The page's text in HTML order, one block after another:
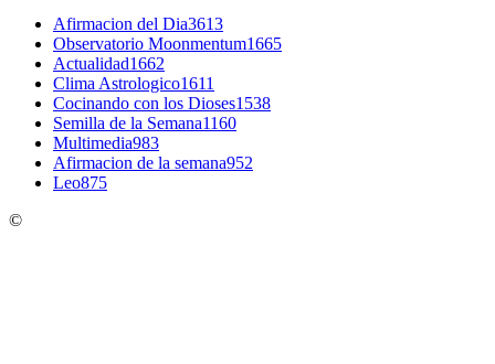
Afirmacion del Dia3613
Observatorio Moonmentum1665
Actualidad1662
Clima Astrologico1611
Cocinando con los Dioses1538
Semilla de la Semana1160
Multimedia983
Afirmacion de la semana952
Leo875
©